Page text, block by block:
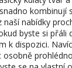
kombinují
naší nabídky
byste si přáli
k dispozici.
osobně